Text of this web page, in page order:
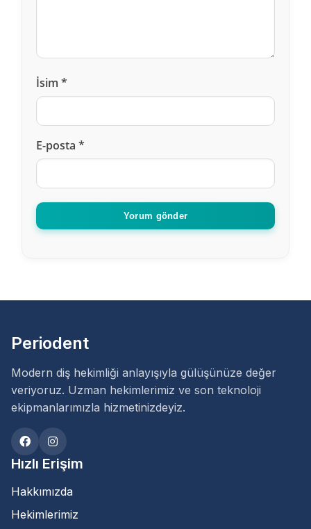
İsim *
E-posta *
Yorum gönder
Periodent
Modern diş hekimliği anlayışıyla gülüşünüze değer
veriyoruz. Uzman hekimlerimiz ve son teknoloji
ekipmanlarımızla hizmetinizdeyiz.
Hızlı Erişim
Hakkımızda
Hekimlerimiz